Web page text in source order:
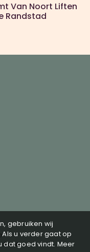
Van Noort Liften
Randstad
fonds
gebruiken wij
u verder gaat op
dat goed vindt. Meer